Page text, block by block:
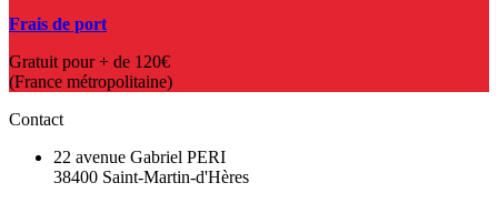
Frais de port
Gratuit pour + de 120€
(France métropolitaine)
Contact
22 avenue Gabriel PERI
38400 Saint-Martin-d'Hères